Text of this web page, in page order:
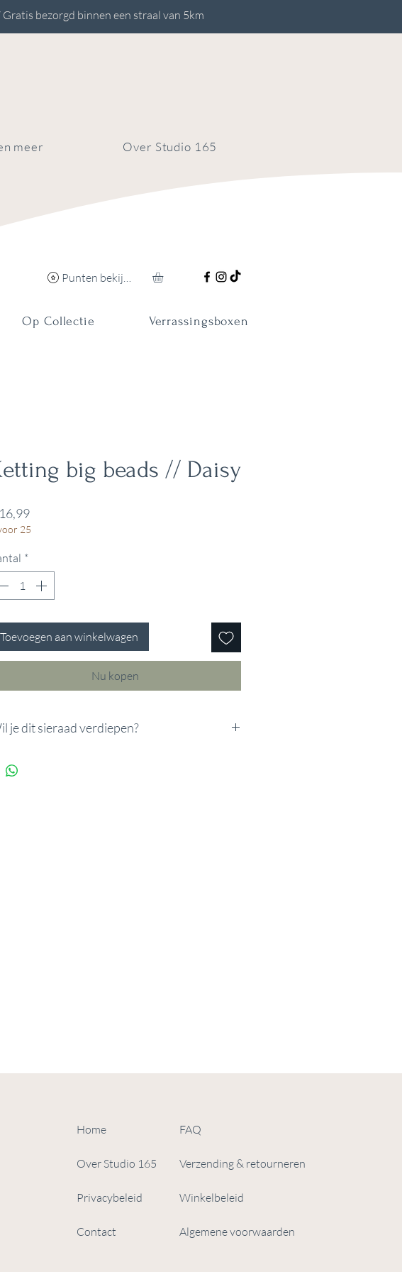
bezorgd binnen een straal van 5km
meer Over Studio 165
Op Collectie Verrassingsboxen
Punten bekijken
big beads // Daisy
Prijs
25
*
Toevoegen aan winkelwagen
Nu kopen
je dit sieraad verdiepen?
de Innerlijke Kracht Upgrade toe voor €7.
Home
Over Studio 165
Privacybeleid
Contact
FAQ
Verzending & retourneren
Winkelbeleid
Algemene voorwaarden